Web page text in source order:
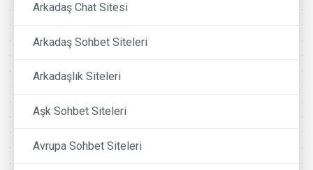
Arkadaş Chat Sitesi
Arkadaş Sohbet Siteleri
Arkadaşlık Siteleri
Aşk Sohbet Siteleri
Avrupa Sohbet Siteleri